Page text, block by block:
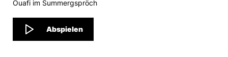
Ouafi im Summergspröch
Abspielen